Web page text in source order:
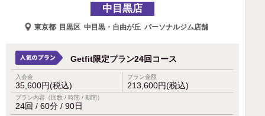
中目黒店
東京都 目黒区 中目黒・自由が丘 パーソナルジム店舗
Getfit限定プラン24回コース
入会金
35,600円(税込)
プラン金額
213,600円(税込)
プラン内容（回数 / 時間 / 期間）
24回 / 60分 / 90日